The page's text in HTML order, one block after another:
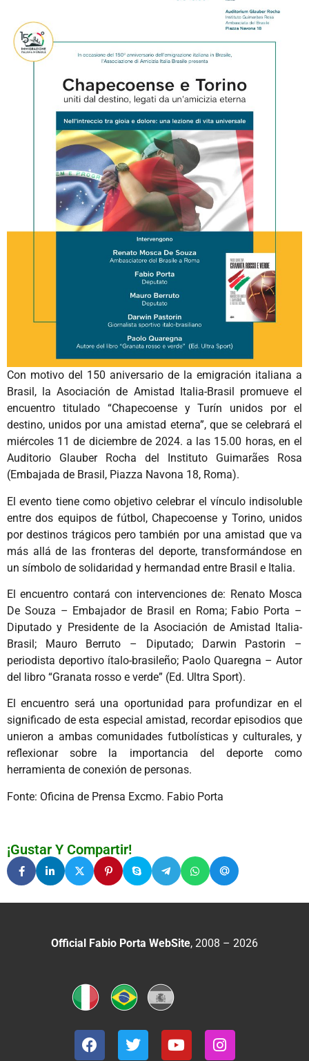
Con motivo del 150 aniversario de la emigración italiana a
Brasil, la Asociación de Amistad Italia-Brasil promueve el
encuentro titulado “Chapecoense y Turín unidos por el
destino, unidos por una amistad eterna”, que se celebrará el
miércoles 11 de diciembre de 2024. a las 15.00 horas, en el
Auditorio Glauber Rocha del Instituto Guimarães Rosa
(Embajada de Brasil, Piazza Navona 18, Roma).
El evento tiene como objetivo celebrar el vínculo indisoluble
entre dos equipos de fútbol, ​​Chapecoense y Torino, unidos
por destinos trágicos pero también por una amistad que va
más allá de las fronteras del deporte, transformándose en
un símbolo de solidaridad y hermandad entre Brasil e Italia.
El encuentro contará con intervenciones de: Renato Mosca
De Souza – Embajador de Brasil en Roma; Fabio Porta –
Diputado y Presidente de la Asociación de Amistad Italia-
Brasil; Mauro Berruto – Diputado; Darwin Pastorin –
periodista deportivo ítalo-brasileño; Paolo Quaregna – Autor
del libro “Granata rosso e verde” (Ed. Ultra Sport).
El encuentro será una oportunidad para profundizar en el
significado de esta especial amistad, recordar episodios que
unieron a ambas comunidades futbolísticas y culturales, y
reflexionar sobre la importancia del deporte como
herramienta de conexión de personas.
Fonte: Oficina de Prensa Excmo. Fabio Porta
¡Gustar Y Compartir!
Official Fabio Porta WebSite, 2008 – 2026